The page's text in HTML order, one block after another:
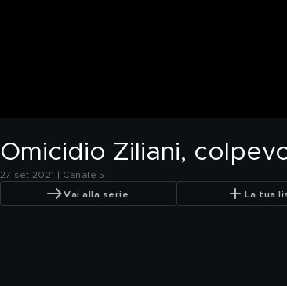
Omicidio Ziliani,
27 set 2021 | Canale 5
Vai alla serie La tua